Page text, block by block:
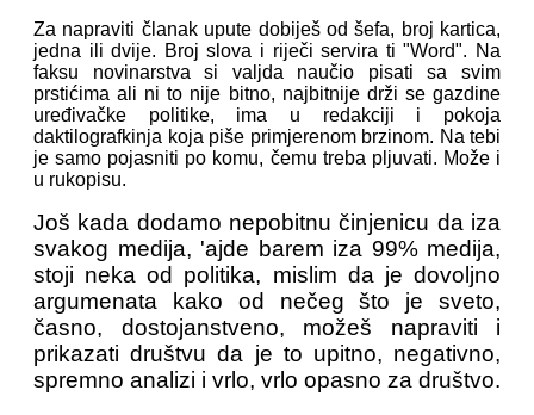
Za napraviti članak upute dobiješ od šefa, broj kartica,
jedna ili dvije. Broj slova i riječi servira ti "Word". Na
faksu novinarstva si valjda naučio pisati sa svim
prstićima ali ni to nije bitno, najbitnije drži se gazdine
uređivačke politike, ima u redakciji i pokoja
daktilografkinja koja piše primjerenom brzinom. Na tebi
je samo pojasniti po komu, čemu treba pljuvati. Može i
u rukopisu.
Još kada dodamo nepobitnu činjenicu da iza
svakog medija, 'ajde barem iza 99% medija,
stoji neka od politika, mislim da je dovoljno
argumenata kako od nečeg što je sveto,
časno, dostojanstveno, možeš napraviti i
prikazati društvu da je to upitno, negativno,
spremno analizi i vrlo, vrlo opasno za društvo.